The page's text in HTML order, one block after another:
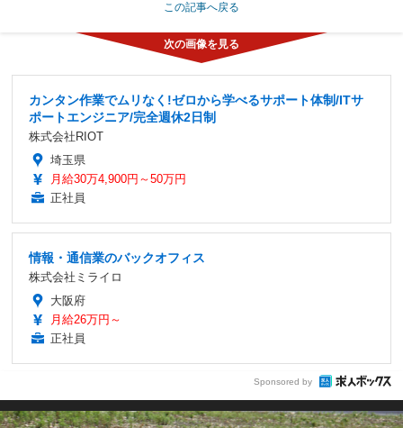
この記事へ戻る
カンタン作業でムリなく!ゼロから学べるサポート体制/ITサ
ポートエンジニア/完全週休2日制
株式会社RIOT
埼玉県
月給30万4,900円～50万円
正社員
情報・通信業のバックオフィス
株式会社ミライロ
大阪府
月給26万円～
正社員
Sponsored by